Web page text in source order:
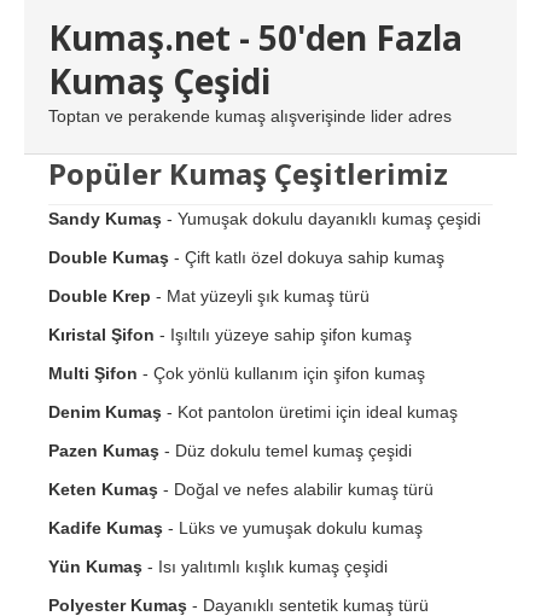
Kumaş.net - 50'den Fazla
Kumaş Çeşidi
Toptan ve perakende kumaş alışverişinde lider adres
Popüler Kumaş Çeşitlerimiz
Sandy Kumaş - Yumuşak dokulu dayanıklı kumaş çeşidi
Double Kumaş - Çift katlı özel dokuya sahip kumaş
Double Krep - Mat yüzeyli şık kumaş türü
Kıristal Şifon - Işıltılı yüzeye sahip şifon kumaş
Multi Şifon - Çok yönlü kullanım için şifon kumaş
Denim Kumaş - Kot pantolon üretimi için ideal kumaş
Pazen Kumaş - Düz dokulu temel kumaş çeşidi
Keten Kumaş - Doğal ve nefes alabilir kumaş türü
Kadife Kumaş - Lüks ve yumuşak dokulu kumaş
Yün Kumaş - Isı yalıtımlı kışlık kumaş çeşidi
Polyester Kumaş - Dayanıklı sentetik kumaş türü